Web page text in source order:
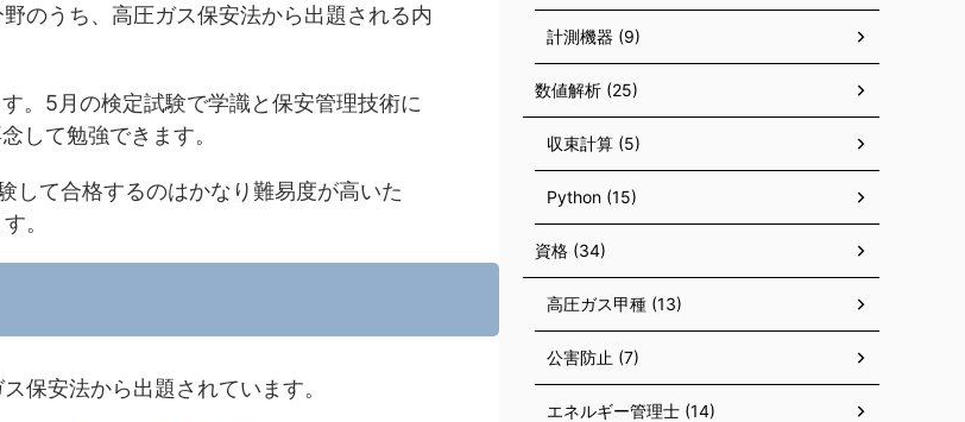
のうち、高圧ガス保安法から出題される内
。5月の検定試験で学識と保安管理技術に
して勉強できます。
して合格するのはかなり難易度が高いた
。
保安法から出題されています。
計測機器 (9)
数値解析 (25)
収束計算 (5)
Python (15)
資格 (34)
高圧ガス甲種 (13)
公害防止 (7)
エネルギー管理士 (14)